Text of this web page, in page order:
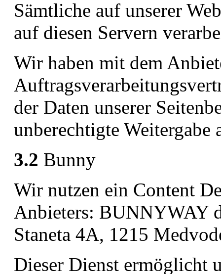
Sämtliche auf unserer
auf diesen Servern
Wir haben mit dem
der Daten unserer
unberechtigte Weitergabe
3.2 Bunny
Wir nutzen ein Content
Anbieters: BUNNYWAY
Staneta 4A, 1215
Dieser Dienst ermöglicht